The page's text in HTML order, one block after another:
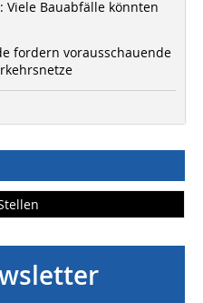
Viele Bauabfälle könnten
fordern vorausschauende